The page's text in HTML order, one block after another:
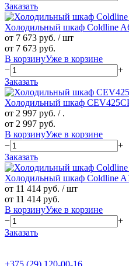
Заказать
Холодильный шкаф Coldline
от 7 673 руб. / шт
от 7 673 руб.
В корзинуУже в корзине
−
+
Заказать
Холодильный шкаф
от 2 997 руб. / .
от 2 997 руб.
В корзинуУже в корзине
−
+
Заказать
Холодильный шкаф Coldline
от 11 414 руб. / шт
от 11 414 руб.
В корзинуУже в корзине
−
+
Заказать
+375 (29) 120-00-16